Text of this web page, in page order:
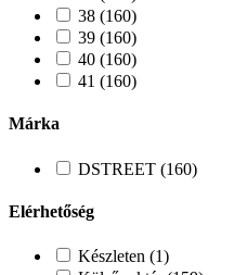
38 (160)
39 (160)
40 (160)
41 (160)
Márka
DSTREET (160)
Elérhetőség
Készleten (1)